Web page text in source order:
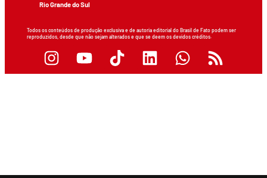
Rio Grande do Sul
Todos os conteúdos de produção exclusiva e de autoria editorial do Brasil de Fato podem ser
reproduzidos, desde que não sejam alterados e que se deem os devidos créditos.